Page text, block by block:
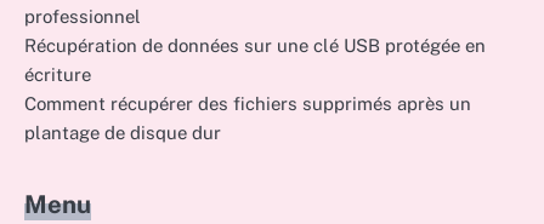
professionnel
Récupération de données sur une clé USB protégée en
écriture
Comment récupérer des fichiers supprimés après un
plantage de disque dur
Menu